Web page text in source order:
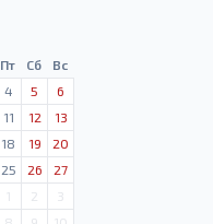
Пт Сб
Вс
4 5
6
11 12
13
18 19
20
25 26
27
1 2
3